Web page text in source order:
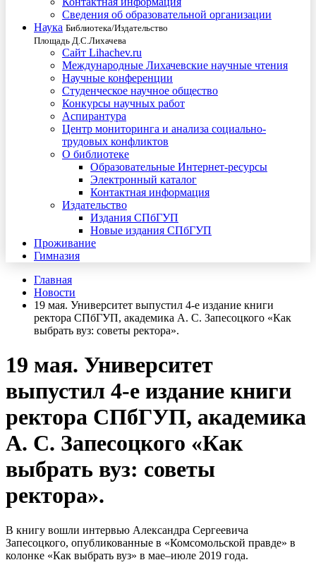
Сведения об образовательной организации
Наука Библиотека/Издательство
Площадь Д.С.Лихачева
Сайт Lihachev.ru
Международные Лихачевские научные чтения
Научные конференции
Студенческое научное общество
Конкурсы научных работ
Аспирантура
Центр мониторинга и анализа социально-
трудовых конфликтов
О библиотеке
Образовательные Интернет-ресурсы
Электронный каталог
Контактная информация
Издательство
Издания СПбГУП
Новые издания СПбГУП
Проживание
Гимназия
Главная
Новости
19 мая. Университет выпустил 4-е издание книги
ректора СПбГУП, академика А. С. Запесоцкого «Как
выбрать вуз: советы ректора».
19 мая. Университет
выпустил 4-е издание книги
ректора СПбГУП, академика
А. С. Запесоцкого «Как
выбрать вуз: советы
ректора».
В книгу вошли интервью Александра Сергеевича
Запесоцкого, опубликованные в «Комсомольской правде» в
колонке «Как выбрать вуз» в мае–июле 2019 года.